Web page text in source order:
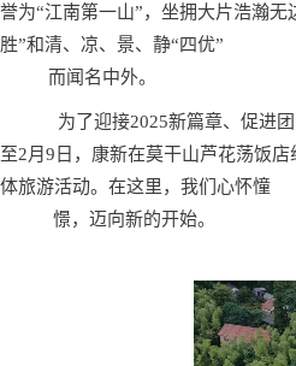
誉为“江南第一山”，坐拥大片浩瀚
胜”和清、凉、景、静“四优”
而闻名中外。
为了迎接2025新篇章、促进团
至2月9日，康新在莫干山芦花荡饭
体旅游活动。在这里，我们心怀憧
憬，迈向新的开始。